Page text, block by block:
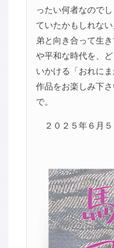
ったい何者なので
ていたかもしれな
弟と向き合って生
や平和な時代を、
いかける「おれに
作品をお楽しみ下さ
で。
２０２５年６月５